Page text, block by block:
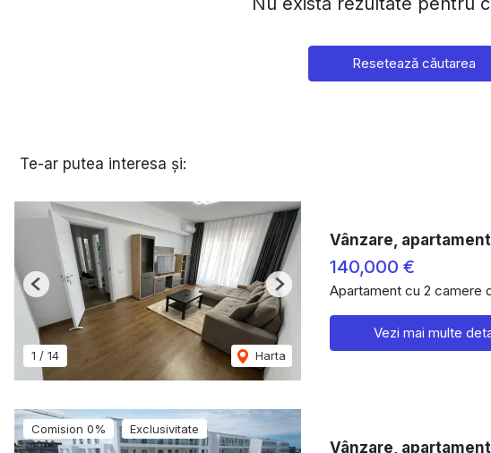
Resetează căutarea
Te-ar putea interesa și:
1 / 14 Harta
Previous Next
Vânzare,
140,000 €
Apartament cu 2 camere
Vezi mai multe
Comision 0% Exclusivitate
Vânzare,